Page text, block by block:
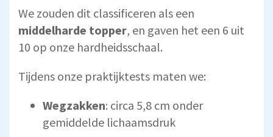
We zouden dit classificeren als een
middelharde topper, en gaven het een 6 uit
10 op onze hardheidsschaal.
Tijdens onze praktijktests maten we:
Wegzakken: circa 5,8 cm onder
gemiddelde lichaamsdruk